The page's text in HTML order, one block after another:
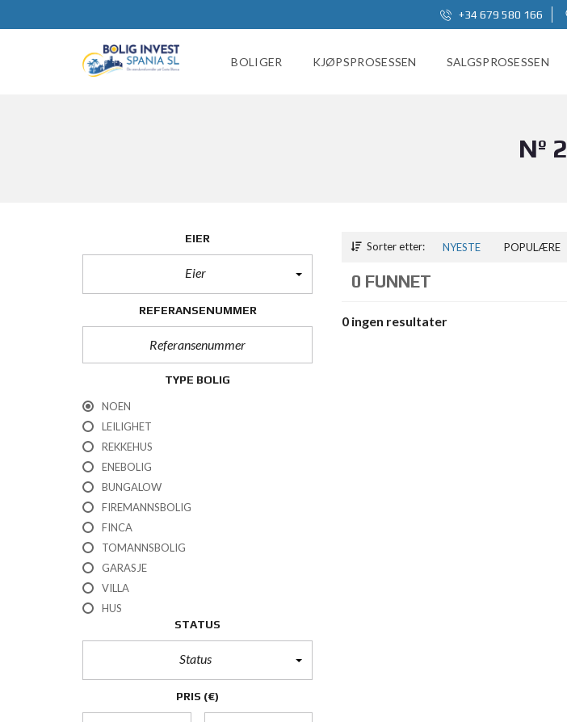
+34 679 580 166
BOLIGER KJØPSPROSESSEN SALGSPROSESSEN
Nº 2
EIER
Eier
REFERANSENUMMER
TYPE BOLIG
NOEN
LEILIGHET
REKKEHUS
ENEBOLIG
BUNGALOW
FIREMANNSBOLIG
FINCA
TOMANNSBOLIG
GARASJE
VILLA
HUS
STATUS
Status
PRIS (€)
Sorter etter: NYESTE POPULÆRE
0 FUNNET
0 ingen resultater